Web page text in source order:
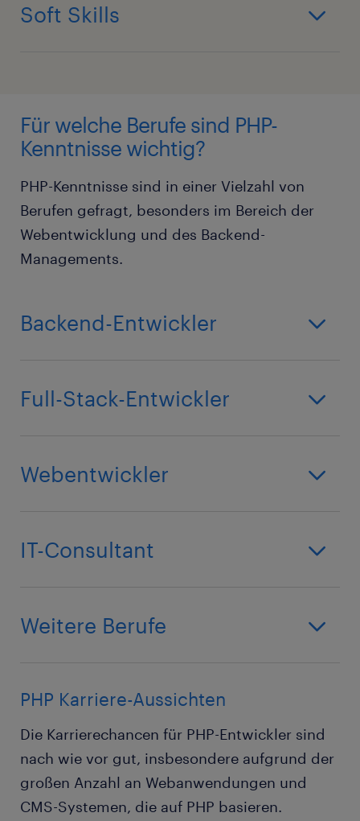
Soft Skills
Für welche Berufe sind PHP-
Kenntnisse wichtig?
PHP-Kenntnisse sind in einer Vielzahl von
Berufen gefragt, besonders im Bereich der
Webentwicklung und des Backend-
Managements.
Backend-Entwickler
Full-Stack-Entwickler
Webentwickler
IT-Consultant
Weitere Berufe
PHP Karriere-Aussichten
Die Karrierechancen für PHP-Entwickler sind
nach wie vor gut, insbesondere aufgrund der
großen Anzahl an Webanwendungen und
CMS-Systemen, die auf PHP basieren.